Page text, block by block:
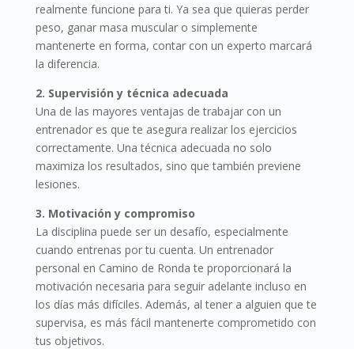
realmente funcione para ti. Ya sea que quieras perder
peso, ganar masa muscular o simplemente
mantenerte en forma, contar con un experto marcará
la diferencia.
2. Supervisión y técnica adecuada
Una de las mayores ventajas de trabajar con un
entrenador es que te asegura realizar los ejercicios
correctamente. Una técnica adecuada no solo
maximiza los resultados, sino que también previene
lesiones.
3. Motivación y compromiso
La disciplina puede ser un desafío, especialmente
cuando entrenas por tu cuenta. Un entrenador
personal en Camino de Ronda te proporcionará la
motivación necesaria para seguir adelante incluso en
los días más difíciles. Además, al tener a alguien que te
supervisa, es más fácil mantenerte comprometido con
tus objetivos.